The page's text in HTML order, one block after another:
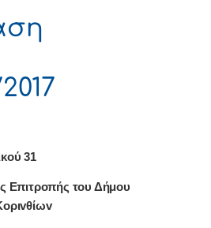
31
Επιτρoπής τoυ Δήμoυ